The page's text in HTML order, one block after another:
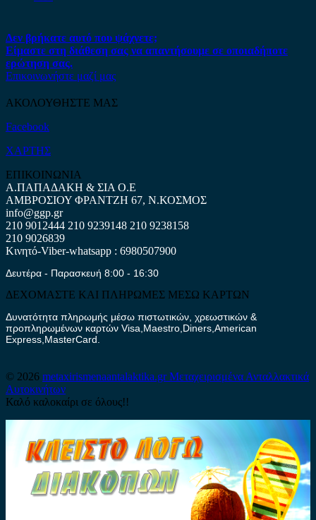
Δεν βρήκατε αυτό που ψάχνετε;
Είμαστε στη διάθεση σας να απαντήσουμε σε οποιαδήποτε
ερώτηση σας.
Επικοινωνήστε μαζί μας
ΑΚΟΛΟΥΘΗΣΤΕ ΜΑΣ
Facebook
ΧΑΡΤΗΣ
ΕΠΙΚΟΙΝΩΝΙΑ
Α.ΠΑΠΑΔΑΚΗ & ΣΙΑ Ο.Ε
ΑΜΒΡΟΣΙΟΥ ΦΡΑΝΤΖΗ 67, Ν.ΚΟΣΜΟΣ
info@ggp.gr
210 9012444 210 9239148 210 9238158
210 9026839
Κινητό-Viber-whatsapp : 6980507900
Δευτέρα - Παρασκευή 8:00 - 16:30
ΔΕΧΟΜΑΣΤΕ ΚΑΙ ΠΛΗΡΩΜΕΣ ΜΕΣΩ ΚΑΡΤΩΝ
Δυνατότητα πληρωμής μέσω πιστωτικών, χρεωστικών &
προπληρωμένων καρτών Visa,Maestro,Diners,American
Express,MasterCard.
© 2026 metaxirismenaantalaktika.grΜεταχειρισμένα Ανταλλακτικά
Αυτοκινήτων
Καλό καλοκαίρι σε όλους!!